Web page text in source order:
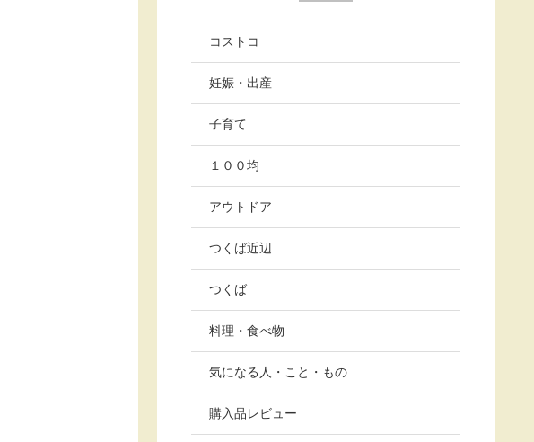
コストコ
妊娠・出産
子育て
１００均
アウトドア
つくば近辺
つくば
料理・食べ物
気になる人・こと・もの
購入品レビュー